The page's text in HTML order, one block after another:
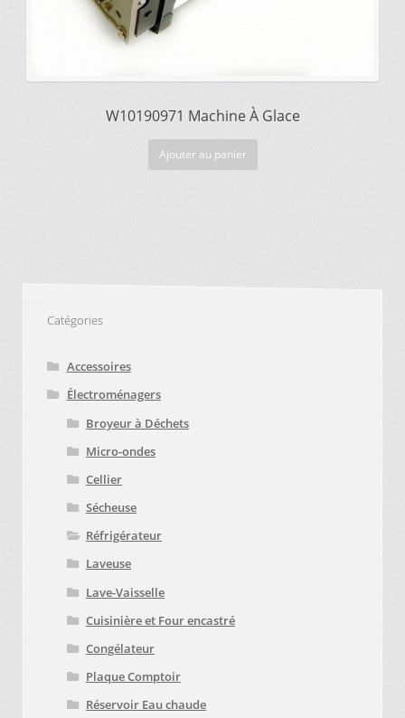
W10190971 Machine À Glace
Ajouter au panier
Catégories
Accessoires
Électroménagers
Broyeur à Déchets
Micro-ondes
Cellier
Sécheuse
Réfrigérateur
Laveuse
Lave-Vaisselle
Cuisinière et Four encastré
Congélateur
Plaque Comptoir
Réservoir Eau chaude